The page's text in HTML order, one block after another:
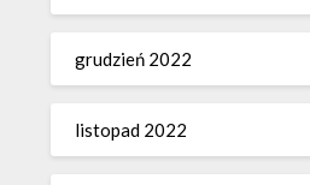
grudzień 2022
listopad 2022